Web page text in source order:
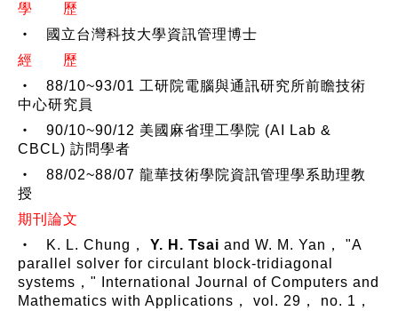
學 歷
‧ 國立台灣科技大學資訊管理博士
經 歷
‧ 88/10~93/01 工研院電腦與通訊研究所前瞻技術
中心研究員
‧ 90/10~90/12 美國麻省理工學院 (AI Lab &
CBCL) 訪問學者
‧ 88/02~88/07 龍華技術學院資訊管理學系助理教
授
期刊論文
‧ K. L. Chung，
Y. H. Tsai and W. M. Yan， "A
parallel solver for circulant block-tridiagonal
systems，" International Journal of Computers and
Mathematics with Applications， vol. 29， no. 1，